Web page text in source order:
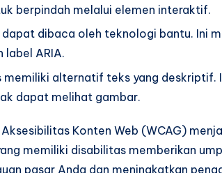
berpindah melalui elemen interaktif.
dapat dibaca oleh teknologi bantu. Ini
label ARIA.
memiliki alternatif teks yang deskriptif.
dapat melihat gambar.
Konten Web (WCAG)
memiliki disabilitas memberikan
pasar Anda dan meningkatkan